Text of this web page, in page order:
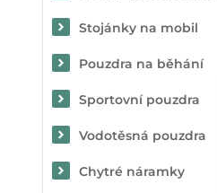
Stojánky na mobil
Pouzdra na běhání
Sportovní pouzdra
Vodotěsná pouzdra
Chytré náramky